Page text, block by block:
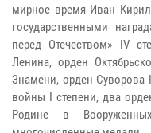
мирное время Иван
государственными
перед Отечеством» IV
Ленина, орден
Знамени, орден Суворова
войны I степени, два
Родине в